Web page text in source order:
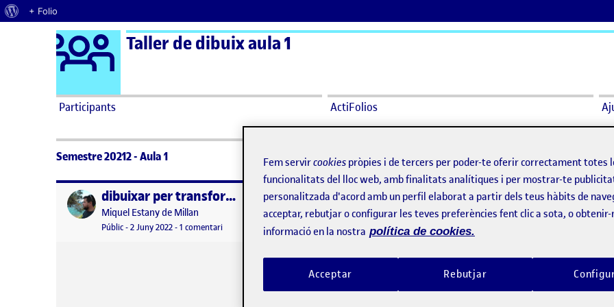
Quant al WordPress
+ Folio
Saltar al contingut Logo Ágora
Taller de dibuix aula 1
Participants ActiFolios
Semestre 20212 - Aula 1
Publicat per dibuixar per transformar
Publicat per
Miquel Estany de Millan
Visibilitat:
Públic-Data de publicació
2 Juny 2022-1 comentaria dibuixar per transformar
Publicat per La consciència de l’experimentació
Publicat per
Miquel Estany de Millan
Visibilitat:
Públic - Data de publicació
19 Maig 2022-comentari el La consciència de l’experimentació
Publicat perDibuixar per
Publicat per
Miquel Estany de Millan
Fem servircookies pròpies i de tercers per poder-te oferir correctament totes
funcionalitats del lloc web, amb finalitats analítiques i per mostrar-te
personalitzada d'acord amb un perfil elaborat a partir dels teus hàbits de
acceptar, rebutjar o configurar les teves preferències fent clic a sota, o obtenir-
informació en la nostra política de cookies.
Rebutjar
Acceptar